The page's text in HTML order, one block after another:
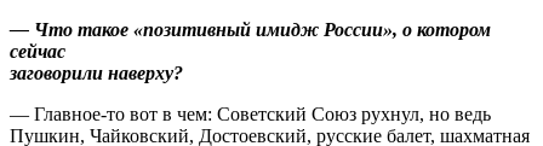
— Что такое «позитивный имидж России», о котором
сейчас
заговорили наверху?
— Главное-то вот в чем: Советский Союз рухнул, но ведь
Пушкин, Чайковский, Достоевский, русские балет, шахматная